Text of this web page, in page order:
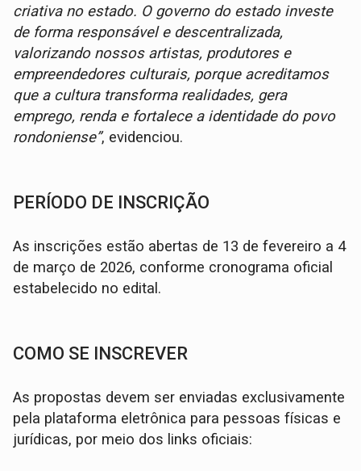
criativa no estado. O governo do estado investe
de forma responsável e descentralizada,
valorizando nossos artistas, produtores e
empreendedores culturais, porque acreditamos
que a cultura transforma realidades, gera
emprego, renda e fortalece a identidade do povo
rondoniense”, evidenciou.
PERÍODO DE INSCRIÇÃO
As inscrições estão abertas de 13 de fevereiro a 4
de março de 2026, conforme cronograma oficial
estabelecido no edital.
COMO SE INSCREVER
As propostas devem ser enviadas exclusivamente
pela plataforma eletrônica para pessoas físicas e
jurídicas, por meio dos links oficiais: